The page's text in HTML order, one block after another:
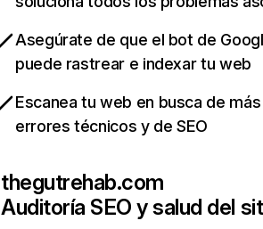
Asegúrate de que el bot de
puede rastrear e indexar tu web
Escanea tu web en busca de
errores técnicos y de SEO
thegutrehab.com
Auditoría SEO y salud del